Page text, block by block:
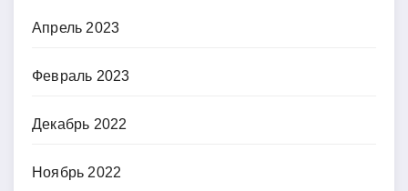
Апрель 2023
Февраль 2023
Декабрь 2022
Ноябрь 2022